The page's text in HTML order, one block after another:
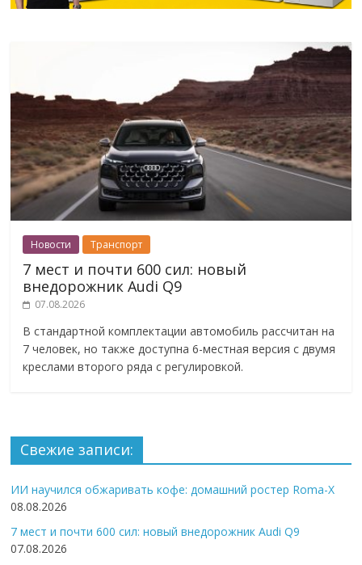
Новости Транспорт
7 мест и почти 600 сил: новый
внедорожник Audi Q9
07.08.2026
В стандартной комплектации автомобиль рассчитан на
7 человек, но также доступна 6-местная версия с двумя
креслами второго ряда с регулировкой.
Свежие записи:
ИИ научился обжаривать кофе: домашний ростер Roma-X
08.08.2026
7 мест и почти 600 сил: новый внедорожник Audi Q9
07.08.2026